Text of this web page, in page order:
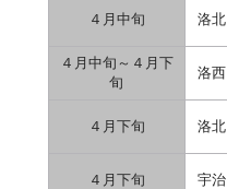
４月中旬 洛北
４月中旬～４月下
旬
洛西
４月下旬 洛北
４月下旬 宇治